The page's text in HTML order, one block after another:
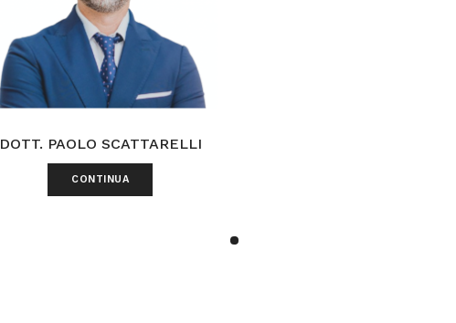
DOTT. PAOLO SCATTARELLI
CONTINUA